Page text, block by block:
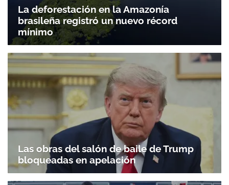
La deforestación en la Amazonía
brasileña registró un nuevo récord
mínimo
Las obras del salón de baile de Trump
bloqueadas en apelación